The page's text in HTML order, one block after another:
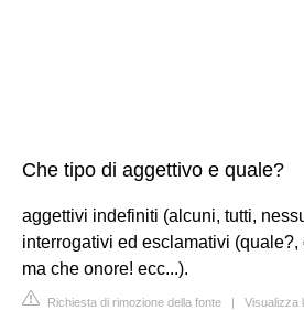
Che tipo di aggettivo e quale?
aggettivi indefiniti (alcuni, tutti,
interrogativi ed esclamativi
ma che onore! ecc...).
Richiesta di rimozione della fonte | Visualizza